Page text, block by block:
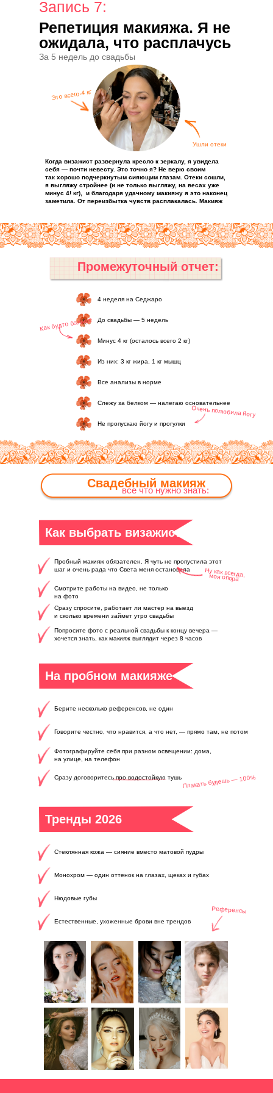
Запись 7:
Репетиция макияжа. Я не
ожидала, что расплачусь
За 5 недель до свадьбы
Когда визажист развернула кресло к зеркалу, я увидела
себя — почти невесту. Это точно я? Не верю своим
так хорошо подчеркнутым сияющим глазам. Отеки сошли,
я выгляжу стройнее (и не только выгляжу, на весах уже
минус 4! кг), и благодаря удачному макияжу я это наконец
заметила. От переизбытка чувств расплакалась. Макияж
Ушли отеки
Это всего-4 кг
Промежуточный отчет:
Не пропускаю йогу и прогулки
Слежу за белком — налегаю основательнее
Все анализы в норме
Из них: 3 кг жира, 1 кг мышц
Минус 4 кг (осталось всего 2 кг)
До свадьбы — 5 недель
4 неделя на Седжаро
Как будто больше
Очень полюбила йогу
Свадебный макияж
все что нужно знать:
Как выбрать визажиста
Попросите фото с реальной свадьбы к концу вечера —
хочется знать, как макияж выглядит через 8 часов
Сразу спросите, работает ли мастер на выезд
и сколько времени займет утро свадьбы
Смотрите работы на видео, не только
на фото
Пробный макияж обязателен. Я чуть не пропустила этот
шаг и очень рада что Света меня остановила
моя опора
Ну как всегда,
На пробном макияже
Сразу договоритесь про водостойкую тушь
Фотографируйте себя при разном освещении: дома,
на улице, на телефон
Говорите честно, что нравится, а что нет, — прямо там, не потом
Берите несколько референсов, не один
Плакать будешь — 100%
Тренды 2026
Естественные, ухоженные брови вне трендов
Нюдовые губы
Монохром — один оттенок на глазах, щеках и губах
Стеклянная кожа — сияние вместо матовой пудры
Референсы